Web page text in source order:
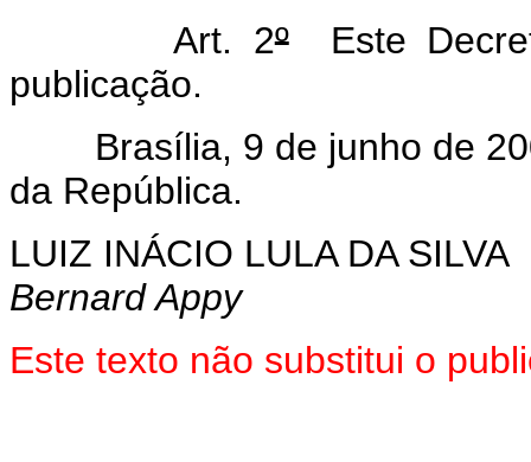
Art. 2ºEste
publicação.
Brasília, 9 de junho de
da República.
LUIZ INÁCIO LULA DA SILVA
Bernard Appy
Este texto não substitui o